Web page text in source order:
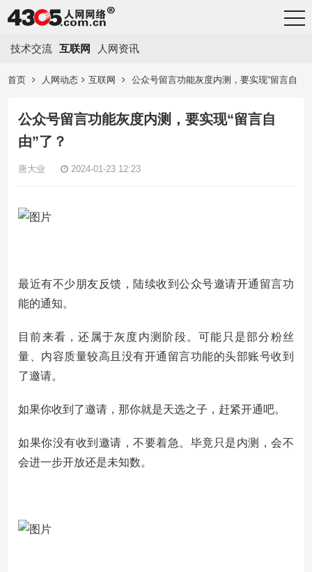
技术交流 互联网 人网资讯
首页 人网动态 互联网
公众号留言功能灰度内测，要实现“留言自
公众号留言功能灰度内测，要实现“留言自
由”了？
唐大业 2024-01-23 12:23
最近有不少朋友反馈，陆续收到公众号邀请开通留言功
能的通知。
目前来看，还属于灰度内测阶段。可能只是部分粉丝
量、内容质量较高且没有开通留言功能的头部账号收到
了邀请。
如果你收到了邀请，那你就是天选之子，赶紧开通吧。
如果你没有收到邀请，不要着急。毕竟只是内测，会不
会进一步开放还是未知数。